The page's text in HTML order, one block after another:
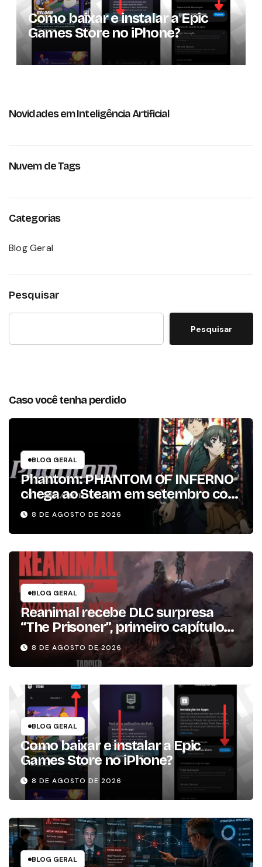
Como baixar e instalar a Epic
Games Store no iPhone?
Novidades em Inteligência Artificial
Nuvem de Tags
Categorias
Blog Geral
Pesquisar
Pesquisar
Caso você tenha perdido
BLOG GERAL
Phantom: PHANTOM OF INFERNO
chega ao Steam em setembro com
conteúdo da versão lançada em
2013
8 DE AGOSTO DE 2026
BLOG GERAL
Reanimal recebe DLC surpresa
“The Prisoner”, primeiro capítulo
da expansão de história
8 DE AGOSTO DE 2026
BLOG GERAL
Como baixar e instalar a Epic
Games Store no iPhone?
8 DE AGOSTO DE 2026
BLOG GERAL